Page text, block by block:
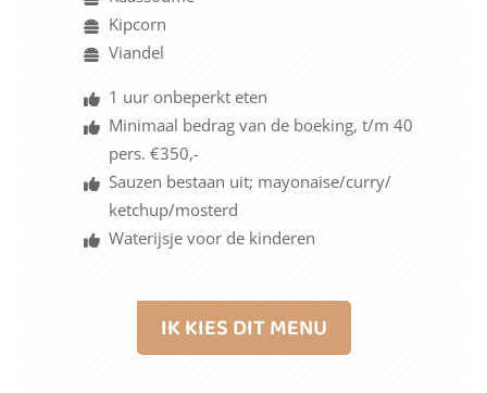
Kipcorn
Viandel
1 uur onbeperkt eten
Minimaal bedrag van de boeking, t/m 40
pers. €350,-
Sauzen bestaan uit; mayonaise/curry/
ketchup/mosterd
Waterijsje voor de kinderen
IK KIES DIT MENU